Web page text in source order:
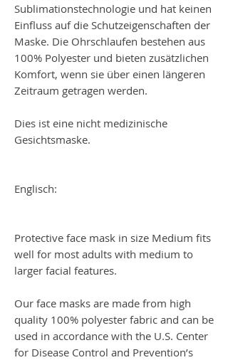
Sublimationstechnologie und hat keinen
Einfluss auf die Schutzeigenschaften der
Maske. Die Ohrschlaufen bestehen aus
100% Polyester und bieten zusätzlichen
Komfort, wenn sie über einen längeren
Zeitraum getragen werden.
Dies ist eine nicht medizinische
Gesichtsmaske.
Englisch:
Protective face mask in size Medium fits
well for most adults with medium to
larger facial features.
Our face masks are made from high
quality 100% polyester fabric and can be
used in accordance with the U.S. Center
for Disease Control and Prevention’s